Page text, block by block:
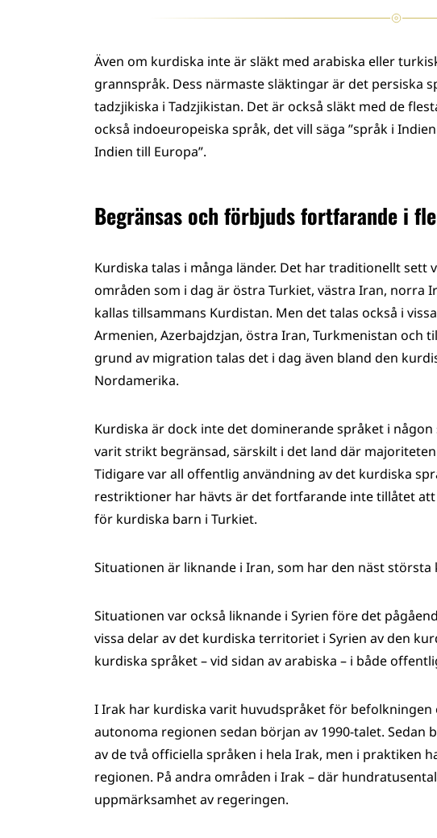
Även om kurdiska inte är släkt med arabiska eller
grannspråk. Dess närmaste släktingar är det persiska
tadzjikiska i Tadzjikistan. Det är också släkt med de
också indoeuropeiska språk, det vill säga ”språk i
Indien till Europa”.
Begränsas och förbjuds fortfarande i
Kurdiska talas i många länder. Det har traditionellt sett
områden som i dag är östra Turkiet, västra Iran, norra
kallas tillsammans Kurdistan. Men det talas också i
Armenien, Azerbajdzjan, östra Iran, Turkmenistan och
grund av migration talas det i dag även bland den
Nordamerika.
Kurdiska är dock inte det dominerande språket i
varit strikt begränsad, särskilt i det land där
Tidigare var all offentlig användning av det kurdiska
restriktioner har hävts är det fortfarande inte tillåtet
för kurdiska barn i Turkiet.
Situationen är liknande i Iran, som har den näst
Situationen var också liknande i Syrien före det
vissa delar av det kurdiska territoriet i Syrien av den
kurdiska språket – vid sidan av arabiska – i både
I Irak har kurdiska varit huvudspråket för
autonoma regionen sedan början av 1990-talet. Sedan
av de två officiella språken i hela Irak, men i praktiken
regionen. På andra områden i Irak – där
uppmärksamhet av regeringen.